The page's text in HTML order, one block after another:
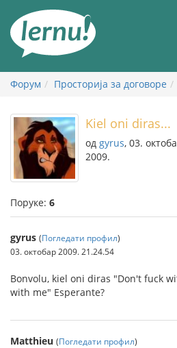
садржају
Форум Просторија за договоре
Kiel oni diras...
од gyrus, 03.
2009.
Поруке: 6
gyrus (Погледати профил)
03. октобар 2009. 21.24.54
Bonvolu, kiel oni diras "Don't fuck
with me" Esperante?
Matthieu (Погледати профил)